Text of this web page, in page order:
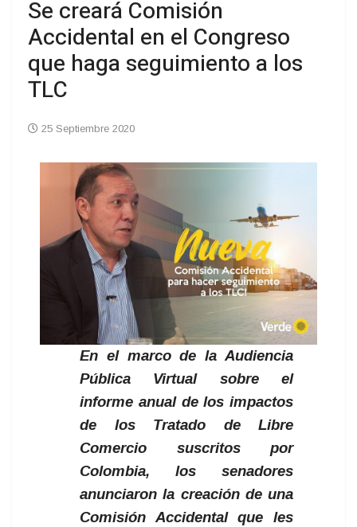
Se creará Comisión
Accidental en el Congreso
que haga seguimiento a los
TLC
25 Septiembre 2020
En el marco de la Audiencia
Pública Virtual sobre el
informe anual de los impactos
de los Tratado de Libre
Comercio suscritos por
Colombia, los senadores
anunciaron la creación de una
Comisión Accidental que les